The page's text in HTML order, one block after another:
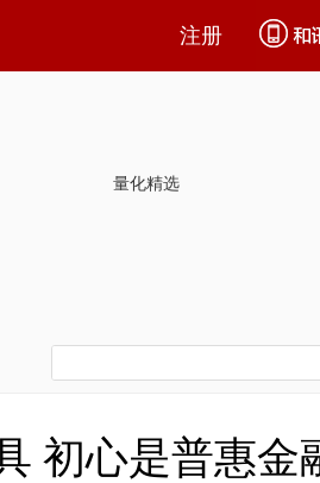
注册
量化精选
初心是普惠金